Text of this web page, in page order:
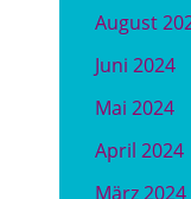
August
Juni 2024
Mai 2024
April 2024
März 2024